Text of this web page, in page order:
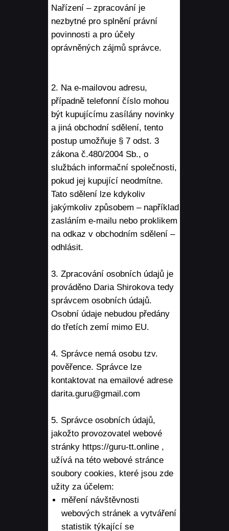
Nařízení – zpracování je
nezbytné pro splnění právní
povinnosti a pro účely
oprávněných zájmů správce.
2. Na e-mailovou adresu,
případně telefonní číslo mohou
být kupujícímu zasílány novinky
a jiná obchodní sdělení, tento
postup umožňuje § 7 odst. 3
zákona č.480/2004 Sb., o
službách informační společnosti,
pokud jej kupující neodmítne.
Tato sdělení lze kdykoliv
jakýmkoliv způsobem – například
zasláním e-mailu nebo proklikem
na odkaz v obchodním sdělení –
odhlásit.
3. Zpracování osobních údajů je
prováděno Daria Shirokova tedy
správcem osobních údajů.
Osobní údaje nebudou předány
do třetích zemí mimo EU.
4. Správce nemá osobu tzv.
pověřence. Správce lze
kontaktovat na emailové adrese
darita.guru@gmail.com
5. Správce osobních údajů,
jakožto provozovatel webové
stránky https://guru-tt.online ,
užívá na této webové stránce
soubory cookies, které jsou zde
užity za účelem:
měření návštěvnosti
webových stránek a vytváření
statistik týkající se